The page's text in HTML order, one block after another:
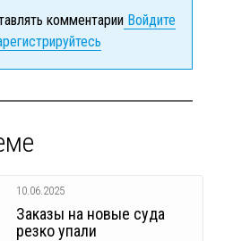
комментарииВойдите
10.06.2025
Заказы на новые суда
резко упали